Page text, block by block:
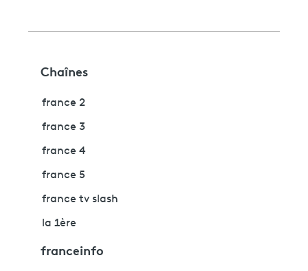
Chaînes
france 2
france 3
france 4
france 5
france tv slash
la 1ère
franceinfo